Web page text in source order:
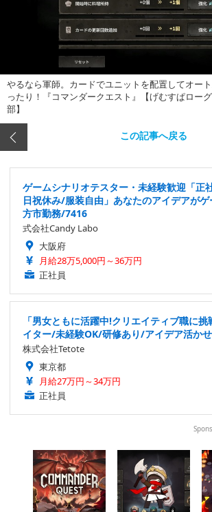
やるなら軍師。カードでユニットを配置してオー
ったり！『コマンダークエスト』【げむすぱロー
部】
この記事へ戻る
ゲームシナリオテスター・未経験歓迎「正
日祝休み/服装自由」あなたのアイデアが
方市勤務/7416
式会社Candy Labo
大阪府
月給28万5,000円～36万円
正社員
「男女ともに活躍中!クリエイティブ職に
イター/未経験OK/研修あり/アイデア活か
株式会社Tetote
東京都
月給27万円～34万円
正社員